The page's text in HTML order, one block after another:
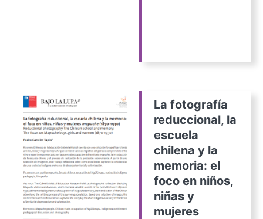
La fotografía
reduccional, la
escuela
chilena y la
memoria: el
foco en niños,
niñas y
mujeres